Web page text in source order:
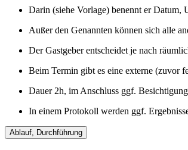
Darin (siehe Vorlage) benennt er Datum,
Außer den Genannten können sich alle
Der Gastgeber entscheidet je nach
Beim Termin gibt es eine externe (zuvor
Dauer 2h, im Anschluss ggf.
In einem Protokoll werden ggf.
Ablauf, Durchführung